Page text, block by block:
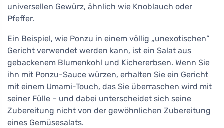
universellen Gewürz, ähnlich wie Knoblauch oder
Pfeffer.
Ein Beispiel, wie Ponzu in einem völlig „unexotischen“
Gericht verwendet werden kann, ist ein Salat aus
gebackenem Blumenkohl und Kichererbsen. Wenn Sie
ihn mit Ponzu-Sauce würzen, erhalten Sie ein Gericht
mit einem Umami-Touch, das Sie überraschen wird mit
seiner Fülle – und dabei unterscheidet sich seine
Zubereitung nicht von der gewöhnlichen Zubereitung
eines Gemüsesalats.